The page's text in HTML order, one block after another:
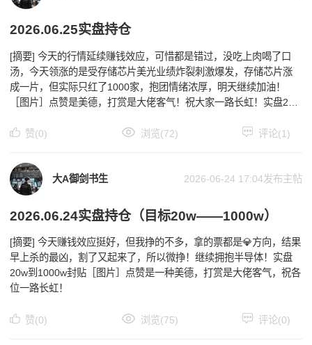
2026.06.25实盘持仓
[摘要] 今天的行情延续赚钱效应，可惜都是错过，没吃上肉喝了口
汤，今天领涨的是受存储芯片美光业绩炸裂刺激爆发，存储芯片涨
成一片，但实际只红了1000家，抱团情绪浓厚，明天继续加油！
［图片］点赞是美德，打赏是大佬客气！祝大家一路长虹！实盘20w
赞(0)
浏览(72) 评论(1)
大A御剑书生 2026-06-24 17:04发布主帖
2026.06.24实盘持仓（目标20w——1000w）
[摘要] 今天赚钱效应挺好，但我挣的不多，拿的票都是💎方向，结果
早上杀的最凶，割了又起来了，所以微挣！继续拥抱半导体！实盘
20w到1000w封贴￼［图片］点赞是一种美德，打赏是大佬客气，祝各
位一路长虹！
赞(0) 浏览(75) 评论(0)